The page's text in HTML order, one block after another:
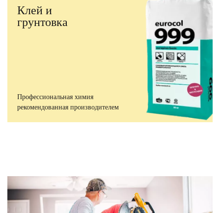
Клей и
грунтовка
Профессиональная химия
рекомендованная производителем